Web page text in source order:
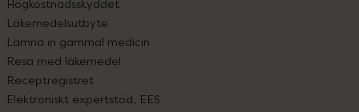
Högkostnadsskyddet
Läkemedelsutbyte
Lämna in gammal medicin
Resa med läkemedel
Receptregistret
Elektroniskt expertstöd, EES